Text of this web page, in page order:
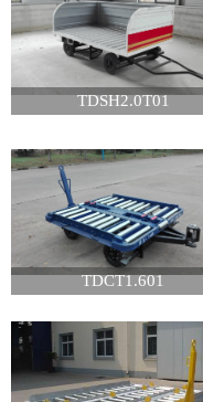
TDSH2.0T01
TDCT1.601